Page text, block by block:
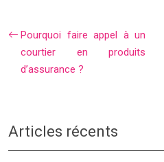
Pourquoi faire appel à un
courtier en produits
d’assurance ?
Articles récents